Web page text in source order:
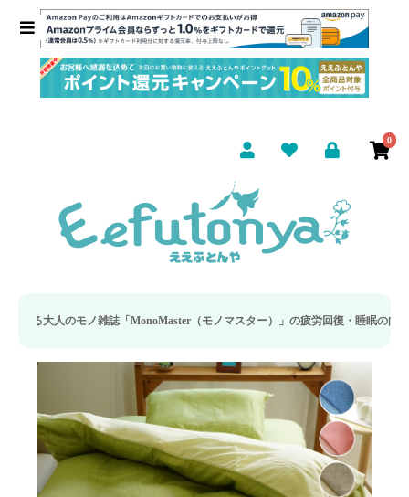
0
（モノマスター）」の疲労回復・睡眠の向上特集に当社のリカバリー